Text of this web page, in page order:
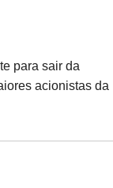
para sair da
acionistas da